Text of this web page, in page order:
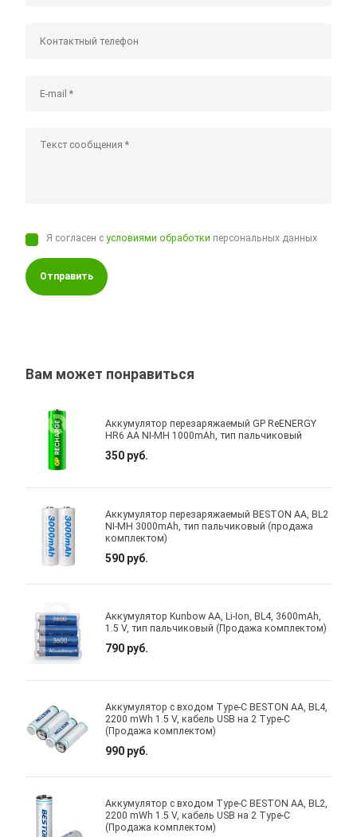
Я согласен сусловиями обработки персональных данных
Отправить
Вам может понравиться
Аккумулятор перезаряжаемый GP ReENERGY
HR6 AA NI-MH 1000mAh, тип пальчиковый
350 руб.
Аккумулятор перезаряжаемый BESTON AA, BL2
NI-MH 3000mAh, тип пальчиковый (продажа
комплектом)
590 руб.
Аккумулятор Kunbow AA, Li-Ion, BL4, 3600mAh,
1.5 V, тип пальчиковый (Продажа комплектом)
790 руб.
Аккумулятор с входом Type-C BESTON AA, BL4,
2200 mWh 1.5 V, кабель USB на 2 Type-C
(Продажа комплектом)
990 руб.
Аккумулятор с входом Type-C BESTON AA, BL2,
2200 mWh 1.5 V, кабель USB на 2 Type-C
(Продажа комплектом)